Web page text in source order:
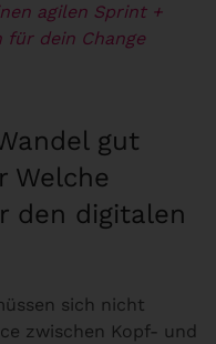
agilen Sprint +
für dein Change
gut
Welche
den digitalen
sich nicht
zwischen Kopf- und